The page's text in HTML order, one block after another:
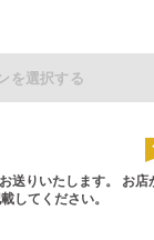
を選択する
記載してください。